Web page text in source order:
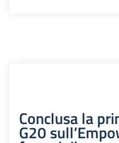
Conclusa la
G20